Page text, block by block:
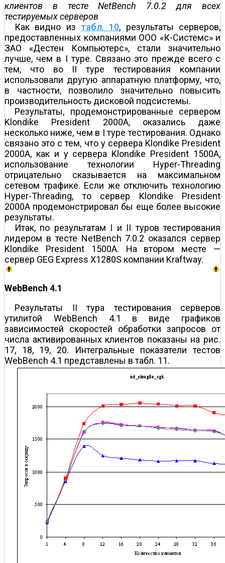
клиентов в тесте NetBench 7.0.2 для всех
тестируемых серверов
Как видно из табл. 10, результаты серверов,
предоставленных компаниями ООО «К-Системс» и
ЗАО «Дестен Компьютерс», стали значительно
лучше, чем в I туре. Связано это прежде всего с
тем, что во II туре тестирования компании
использовали другую аппаратную платформу, что,
в частности, позволило значительно повысить
производительность дисковой подсистемы.
Результаты, продемонстрированные сервером
Klondike President 2000A, оказались даже
несколько ниже, чем в I туре тестирования. Однако
связано это с тем, что у сервера Klondike President
2000A, как и у сервера Klondike President 1500A,
использование технологии Hyper-Threading
отрицательно сказывается на максимальном
сетевом трафике. Если же отключить технологию
Hyper-Threading, то сервер Klondike President
2000A продемонстрировал бы еще более высокие
результаты.
Итак, по результатам I и II туров тестирования
лидером в тесте NetBench 7.0.2 оказался сервер
Klondike President 1500A. На втором месте —
сервер GEG Express X1280S компании Kraftway.
WebBench 4.1
Результаты II тура тестирования серверов
утилитой WebBench 4.1 в виде графиков
зависимостей скоростей обработки запросов от
числа активированных клиентов показаны на рис.
17, 18, 19, 20. Интегральные показатели тестов
WebBench 4.1 представлены в табл. 11.